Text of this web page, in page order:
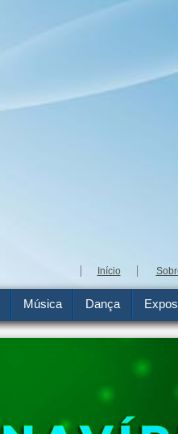
Início
Música Dança